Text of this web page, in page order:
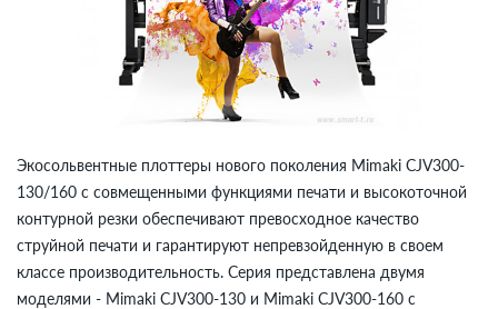
Экосольвентные плоттеры нового поколения Mimaki СJV300-
130/160 с совмещенными функциями печати и высокоточной
контурной резки обеспечивают превосходное качество
струйной печати и гарантируют непревзойденную в своем
классе производительность. Серия представлена двумя
моделями - Mimaki СJV300-130 и Mimaki СJV300-160 с